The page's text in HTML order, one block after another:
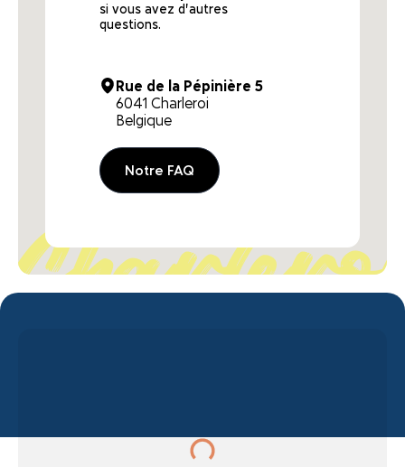
si vous avez d'autres
questions.
Rue de la Pépinière 5
6041 Charleroi
Belgique
Notre FAQ
Charleroi